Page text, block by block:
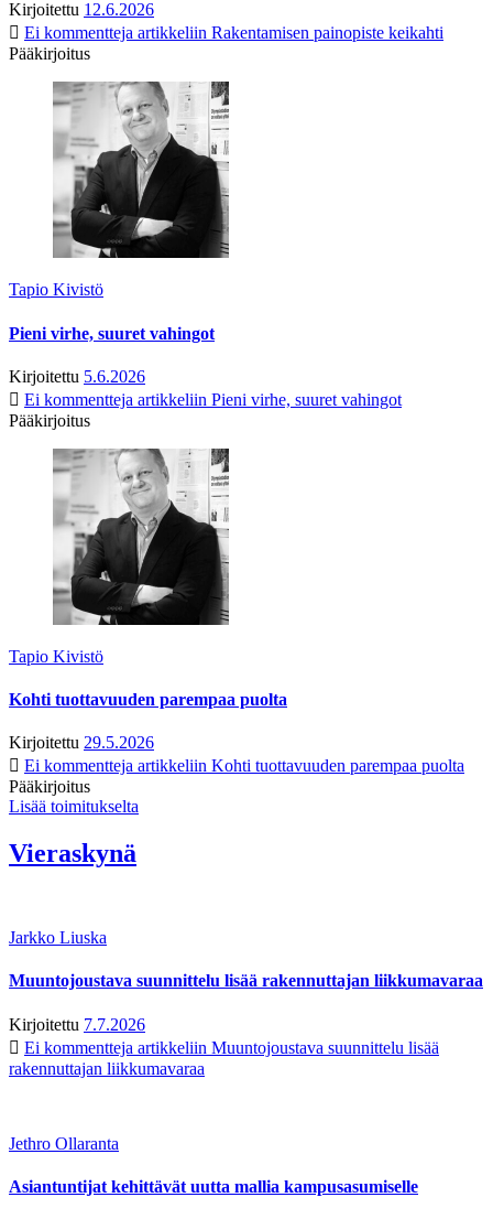
Kirjoitettu 12.6.2026
Ei kommentteja artikkeliin Rakentamisen painopiste keikahti
Pääkirjoitus
Tapio Kivistö
Pieni virhe, suuret vahingot
Kirjoitettu 5.6.2026
Ei kommentteja artikkeliin Pieni virhe, suuret vahingot
Pääkirjoitus
Tapio Kivistö
Kohti tuottavuuden parempaa puolta
Kirjoitettu 29.5.2026
Ei kommentteja artikkeliin Kohti tuottavuuden parempaa puolta
Pääkirjoitus
Lisää toimitukselta
Vieraskynä
Jarkko Liuska
Muuntojoustava suunnittelu lisää rakennuttajan liikkumavaraa
Kirjoitettu 7.7.2026
Ei kommentteja artikkeliin Muuntojoustava suunnittelu lisää
rakennuttajan liikkumavaraa
Jethro Ollaranta
Asiantuntijat kehittävät uutta mallia kampusasumiselle